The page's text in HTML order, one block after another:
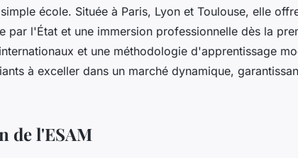
école. Située à Paris, Lyon et Toulouse, elle
par l'État et une immersion professionnelle dès la
et une méthodologie d'apprentissage
à exceller dans un marché dynamique,
de l'ESAM